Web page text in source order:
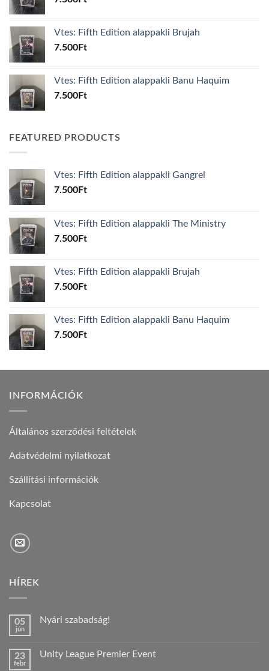
Vtes: Fifth Edition alappakli Brujah
7.500Ft
Vtes: Fifth Edition alappakli Banu Haquim
7.500Ft
FEATURED PRODUCTS
Vtes: Fifth Edition alappakli Gangrel
7.500Ft
Vtes: Fifth Edition alappakli The Ministry
7.500Ft
Vtes: Fifth Edition alappakli Brujah
7.500Ft
Vtes: Fifth Edition alappakli Banu Haquim
7.500Ft
INFORMÁCIÓK
Általános szerződési feltételek
Adatvédelmi nyilatkozat
Szállítási információk
Kapcsolat
HÍREK
05
jún
Nyári szabadság!
Nyári
23
febr
Unity League Premier Event